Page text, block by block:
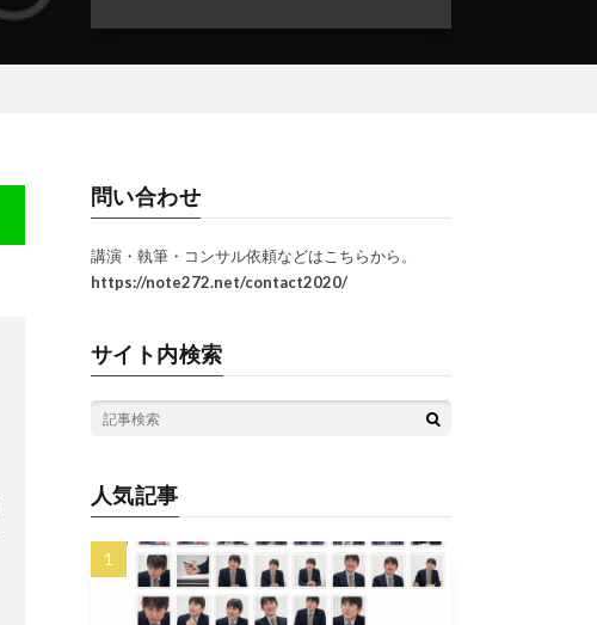
問い合わせ
講演・執筆・コンサル依頼などはこちらから。
https://note272.net/contact2020/
サイト内検索
人気記事